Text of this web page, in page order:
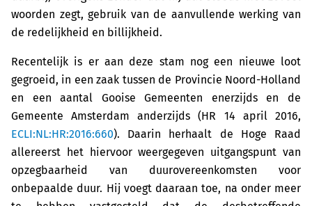
woorden zegt, gebruik van de aanvullende werking van
de redelijkheid en billijkheid.
Recentelijk is er aan deze stam nog een nieuwe loot
gegroeid, in een zaak tussen de Provincie Noord-Holland
en een aantal Gooise Gemeenten enerzijds en de
Gemeente Amsterdam anderzijds (HR 14 april 2016,
ECLI:NL:HR:2016:660). Daarin herhaalt de Hoge Raad
allereerst het hiervoor weergegeven uitgangspunt van
opzegbaarheid van duurovereenkomsten voor
onbepaalde duur. Hij voegt daaraan toe, na onder meer